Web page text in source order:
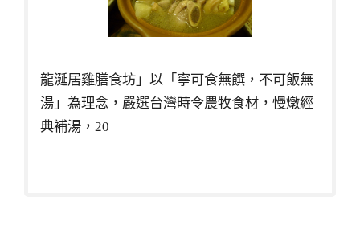
龍涎居雞膳食坊」以「寧可食無饌，不可飯無
湯」為理念，嚴選台灣時令農牧食材，慢燉經
典補湯，20